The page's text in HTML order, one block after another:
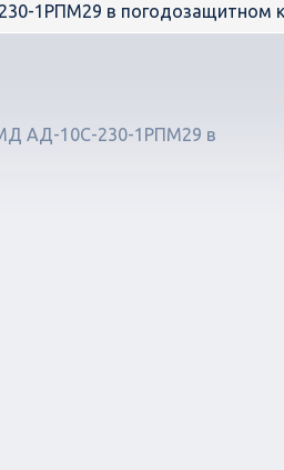
1РПМ29 в погодозащитном